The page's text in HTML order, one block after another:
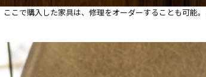
こで購入した家具は、修理をオーダーすることも可能